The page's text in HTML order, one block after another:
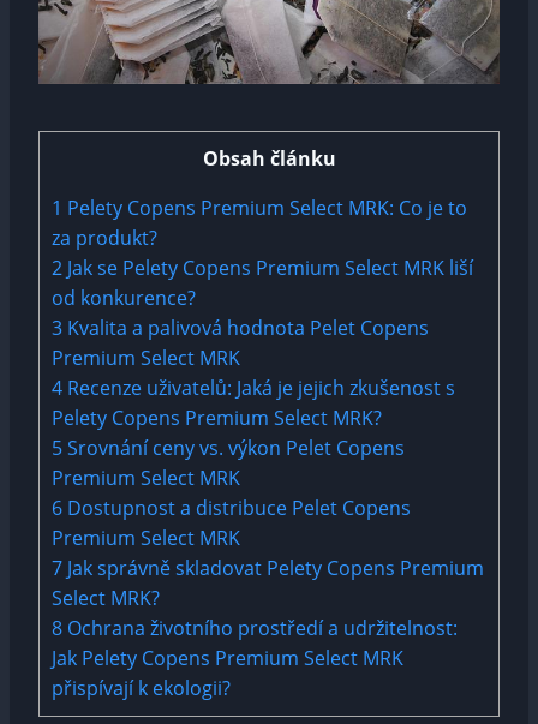
Obsah článku
1 Pelety Copens Premium Select MRK:‍ Co je ‌to
‍za ​produkt?
2 Jak se Pelety Copens Premium Select MRK‌ liší
od konkurence?
3 Kvalita a⁤ palivová‌ hodnota Pelet Copens
Premium‍ Select MRK
4 Recenze ​uživatelů:⁢ Jaká je jejich zkušenost s
Pelety Copens ⁢Premium Select MRK?
5Srovnání ‌ceny⁣ vs. výkon Pelet Copens
Premium⁣ Select MRK
6 Dostupnost a distribuce Pelet Copens
Premium Select ⁣MRK
7 Jak správně ‍skladovat Pelety Copens Premium
Select MRK?
8 Ochrana životního prostředí⁣ a​ udržitelnost:
Jak Pelety‌ Copens Premium Select MRK
přispívají k ⁣ekologii?